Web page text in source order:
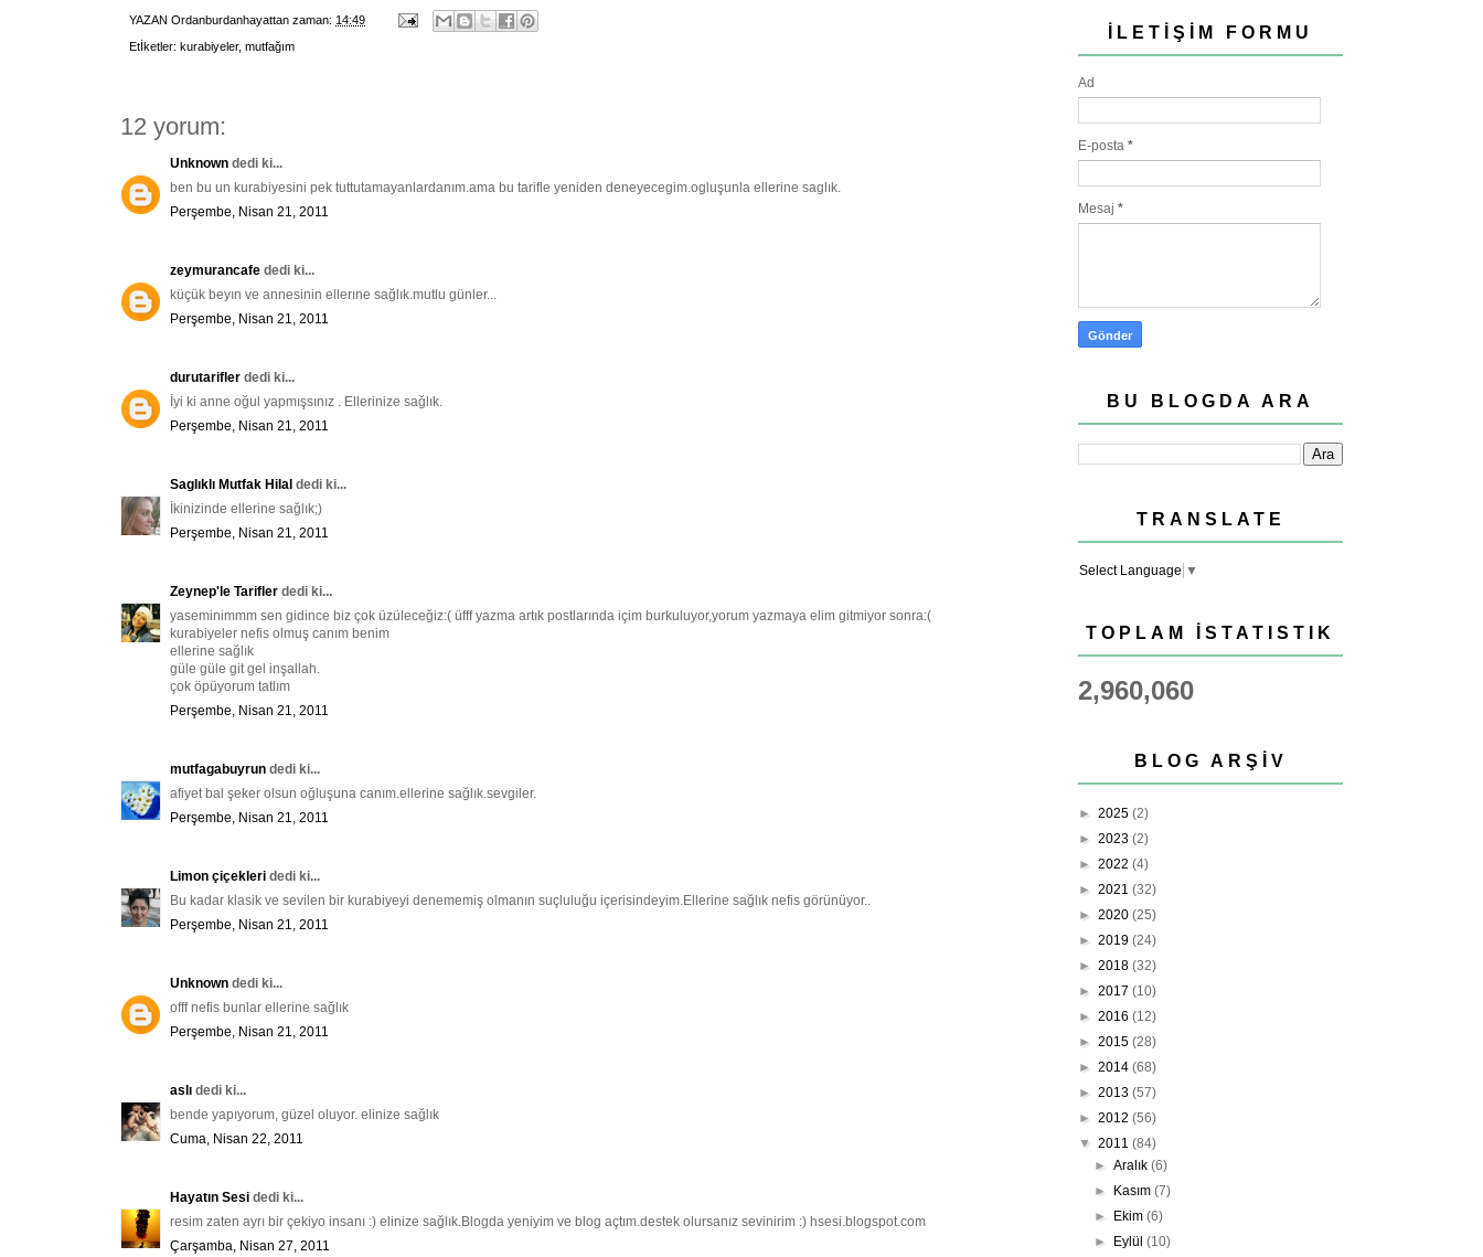
YAZAN Ordanburdanhayattan zaman: 14:49
Etİketler: kurabiyeler, mutfağım
12 yorum:
Unknown dedi ki...
ben bu un kurabiyesini pek tuttutamayanlardanım.ama bu tarifle yeniden deneyecegim.ogluşunla ellerine saglık.
Perşembe, Nisan 21, 2011
zeymurancafe dedi ki...
küçük beyın ve annesinin ellerıne sağlık.mutlu günler...
Perşembe, Nisan 21, 2011
durutarifler dedi ki...
İyi ki anne oğul yapmışsınız . Ellerinize sağlık.
Perşembe, Nisan 21, 2011
Saglıklı Mutfak Hilal dedi ki...
İkinizinde ellerine sağlık;)
Perşembe, Nisan 21, 2011
Zeynep'le Tarifler dedi ki...
yaseminimmm sen gidince biz çok üzüleceğiz:( üfff yazma artık postlarında içim burkuluyor,yorum yazmaya elim gitmiyor sonra:(
kurabiyeler nefis olmuş canım benim
ellerine sağlık
güle güle git gel inşallah.
çok öpüyorum tatlım
Perşembe, Nisan 21, 2011
mutfagabuyrun dedi ki...
afiyet bal şeker olsun oğluşuna canım.ellerine sağlık.sevgiler.
Perşembe, Nisan 21, 2011
Limon çiçekleri dedi ki...
Bu kadar klasik ve sevilen bir kurabiyeyi denememiş olmanın suçluluğu içerisindeyim.Ellerine sağlık nefis görünüyor..
Perşembe, Nisan 21, 2011
Unknown dedi ki...
offf nefis bunlar ellerine sağlık
Perşembe, Nisan 21, 2011
aslı dedi ki...
bende yapıyorum, güzel oluyor. elinize sağlık
Cuma, Nisan 22, 2011
Hayatın Sesi dedi ki...
resim zaten ayrı bir çekiyo insanı :) elinize sağlık.Blogda yeniyim ve blog açtım.destek olursanız sevinirim :) hsesi.blogspot.com
Çarşamba, Nisan 27, 2011
İLETIŞIM FORMU
Ad
E-posta *
Mesaj *
BU BLOGDA ARA
TRANSLATE
Select Language ▼
TOPLAM İSTATISTIK
2,960,060
BLOG ARŞIV
► 2025 (2)
► 2023 (2)
► 2022 (4)
► 2021 (32)
► 2020 (25)
► 2019 (24)
► 2018 (32)
► 2017 (10)
► 2016 (12)
► 2015 (28)
► 2014 (68)
► 2013 (57)
► 2012 (56)
▼ 2011 (84)
►Aralık(6)
► Kasım(7)
► Ekim(6)
► Eylül(10)